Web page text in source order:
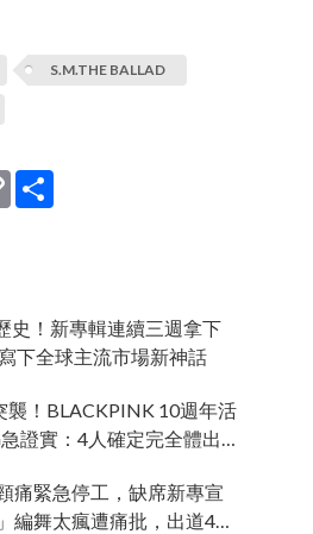
S.M.THE BALLAD
Copy
Link
史！新專輯連續三週拿下
下全球主流市場新神話
襲！BLACKPINK 10週年活
證實：4人確定完全體出
痛緊急停工，缺席新專宣
編舞太瘋遭痛批，出道4年